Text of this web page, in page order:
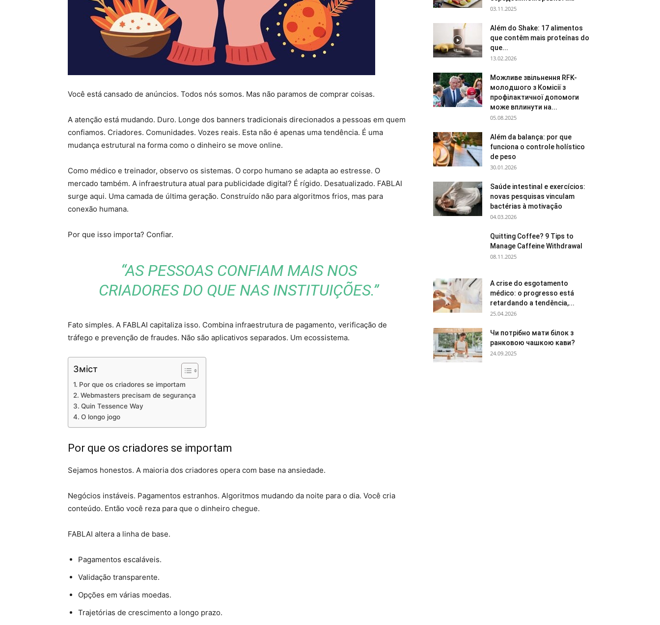
Você está cansado de anúncios. Todos nós somos. Mas não paramos de comprar coisas.
A atenção está mudando. Duro. Longe dos banners tradicionais direcionados a pessoas em quem
confiamos. Criadores. Comunidades. Vozes reais. Esta não é apenas uma tendência. É uma
mudança estrutural na forma como o dinheiro se move online.
Como médico e treinador, observo os sistemas. O corpo humano se adapta ao estresse. O
mercado também. A infraestrutura atual para publicidade digital? É rígido. Desatualizado. FABLAI
surge aqui. Uma camada de última geração. Construído não para algoritmos frios, mas para
conexão humana.
Por que isso importa? Confiar.
“AS PESSOAS CONFIAM MAIS NOS
CRIADORES DO QUE NAS INSTITUIÇÕES.”
Fato simples. A FABLAI capitaliza isso. Combina infraestrutura de pagamento, verificação de
tráfego e prevenção de fraudes. Não são aplicativos separados. Um ecossistema.
Зміст
Por que os criadores se importam
Webmasters precisam de segurança
Quin Tessence Way
O longo jogo
Por que os criadores se importam
Sejamos honestos. A maioria dos criadores opera com base na ansiedade.
Negócios instáveis. Pagamentos estranhos. Algoritmos mudando da noite para o dia. Você cria
conteúdo. Então você reza para que o dinheiro chegue.
FABLAI altera a linha de base.
Pagamentos escaláveis.
Validação transparente.
Opções em várias moedas.
Trajetórias de crescimento a longo prazo.
03.11.2025
Além do Shake: 17 alimentos
que contêm mais proteínas do
que...
13.02.2026
Можливе звільнення RFK-
молодшого з Комісії з
профілактичної допомоги
може вплинути на...
05.08.2025
Além da balança: por que
funciona o controle holístico
de peso
30.01.2026
Saúde intestinal e exercícios:
novas pesquisas vinculam
bactérias à motivação
04.03.2026
Quitting Coffee? 9 Tips to
Manage Caffeine Withdrawal
08.11.2025
A crise do esgotamento
médico: o progresso está
retardando a tendência,...
25.04.2026
Чи потрібно мати білок з
ранковою чашкою кави?
24.09.2025